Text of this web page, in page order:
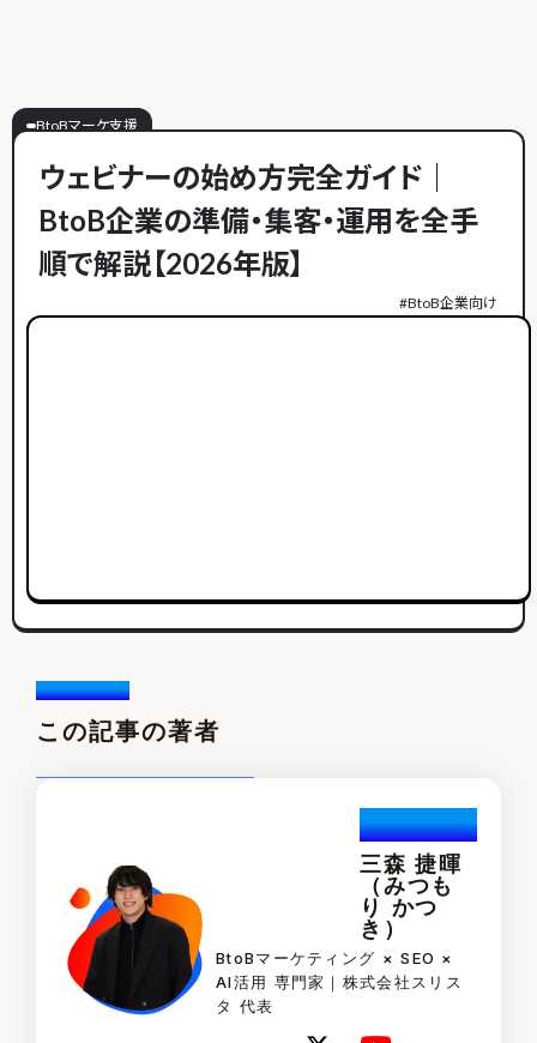
BtoBマーケ支援
ウェビナーの始め方完全ガイド｜
BtoB企業の準備・集客・運用を全手
順で解説【2026年版】
#BtoB企業向け
Writer /
この記事の著者
Katuski.Mi
tsumori
三森 捷暉
（みつも
り かつ
き）
BtoBマーケティング × SEO ×
AI活用 専門家｜株式会社スリス
タ 代表